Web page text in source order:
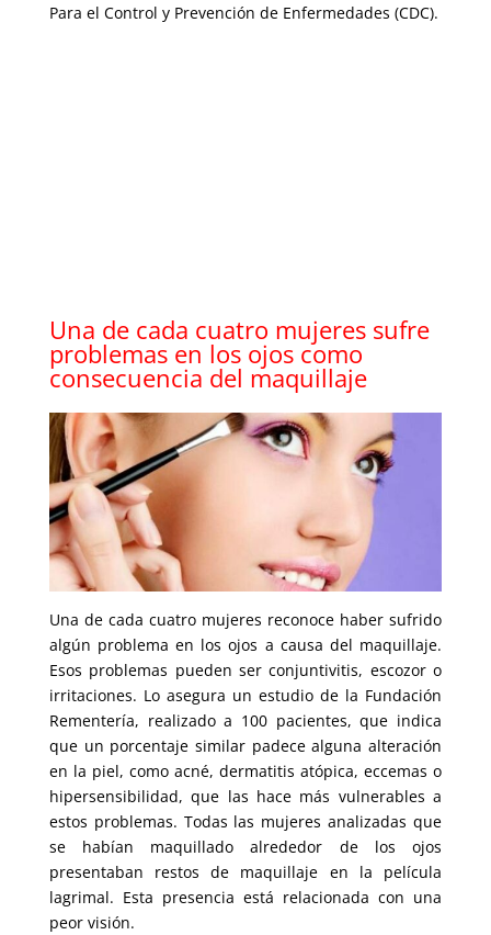
Para el Control y Prevención de Enfermedades (CDC).
Una de cada cuatro mujeres sufre
problemas en los ojos como
consecuencia del maquillaje
Una de cada cuatro mujeres reconoce haber sufrido
algún problema en los ojos a causa del maquillaje.
Esos problemas pueden ser conjuntivitis, escozor o
irritaciones. Lo asegura un estudio de la Fundación
Rementería, realizado a 100 pacientes, que indica
que un porcentaje similar padece alguna alteración
en la piel, como acné, dermatitis atópica, eccemas o
hipersensibilidad, que las hace más vulnerables a
estos problemas. Todas las mujeres analizadas que
se habían maquillado alrededor de los ojos
presentaban restos de maquillaje en la película
lagrimal. Esta presencia está relacionada con una
peor visión.